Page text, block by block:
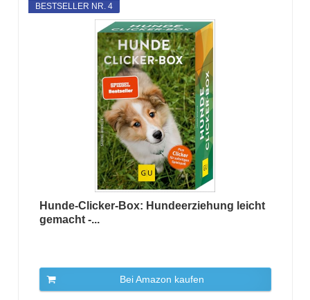
BESTSELLER NR. 4
Hunde-Clicker-Box: Hundeerziehung leicht
gemacht -...
Bei Amazon kaufen